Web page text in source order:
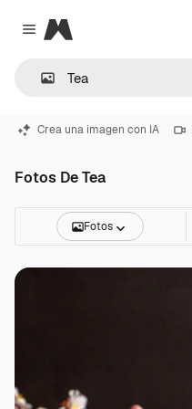
Close menu
Magnific
Crea una imagen con IA
Fotos De Tea
Fotos